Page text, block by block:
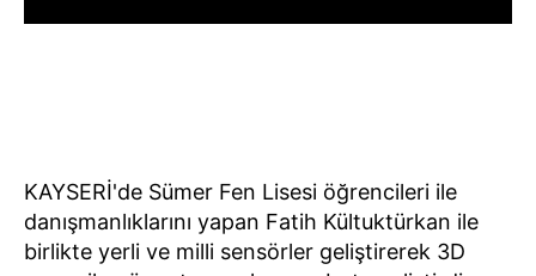
KAYSERİ'de Sümer Fen Lisesi öğrencileri ile
danışmanlıklarını yapan Fatih Kültuktürkan ile
birlikte yerli ve milli sensörler geliştirerek 3D